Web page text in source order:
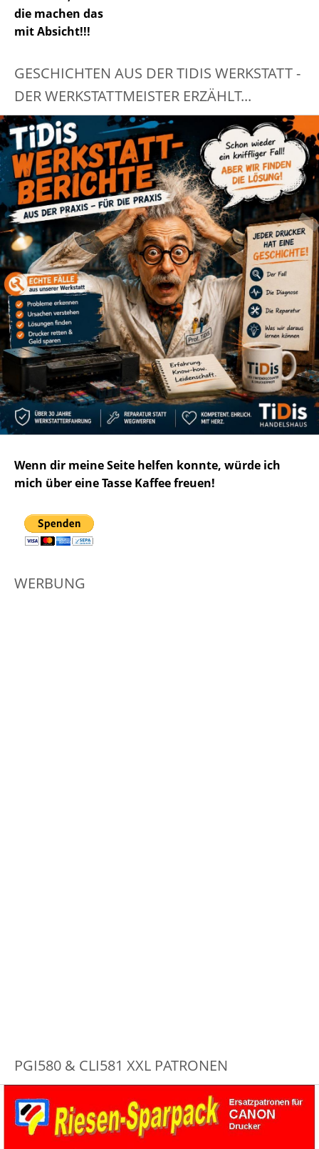
die machen das
mit Absicht!!!
GESCHICHTEN AUS DER TIDIS WERKSTATT -
DER WERKSTATTMEISTER ERZÄHLT...
Wenn dir meine Seite helfen konnte, würde ich
mich über eine Tasse Kaffee freuen!
WERBUNG
PGI580 & CLI581 XXL PATRONEN